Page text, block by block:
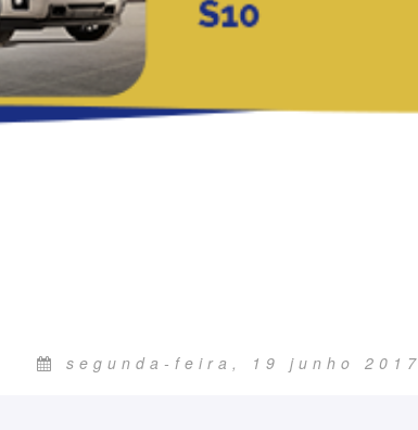
segunda-feira, 19 junho 2017